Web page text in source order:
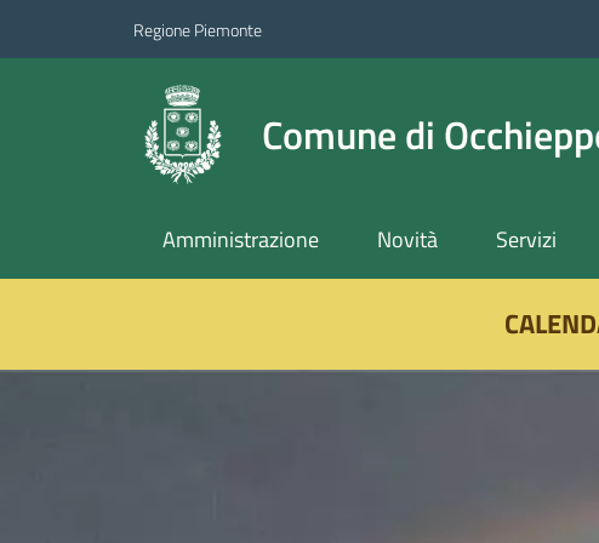
Regione Piemonte
Comune di
Amministrazione Novità Servizi